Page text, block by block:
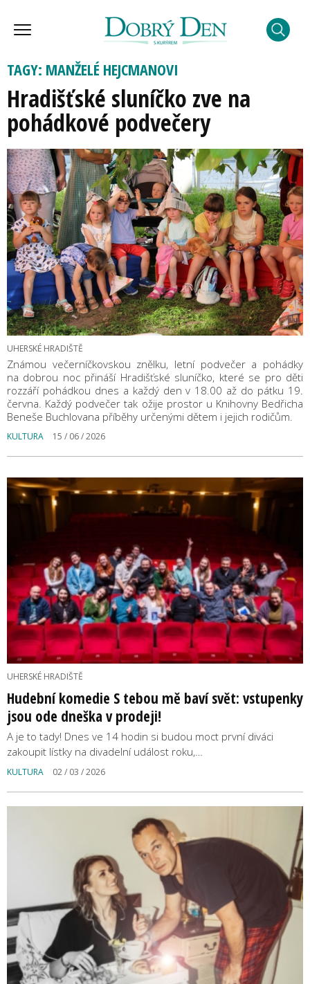
TAGY: MANŽELÉ HEJCMANOVI
Hradišťské sluníčko zve na
pohádkové podvečery
UHERSKÉ HRADIŠTĚ
Známou večerníčkovskou znělku, letní podvečer a pohádky
na dobrou noc přináší Hradišťské sluníčko, které se pro děti
rozzáří pohádkou dnes a každý den v 18.00 až do pátku 19.
června. Každý podvečer tak ožije prostor u Knihovny Bedřicha
Beneše Buchlovana příběhy určenými dětem i jejich rodičům.
KULTURA 15 / 06 / 2026
UHERSKÉ HRADIŠTĚ
Hudební komedie S tebou mě baví svět: vstupenky
jsou ode dneška v prodeji!
A je to tady! Dnes ve 14 hodin si budou moct první diváci
zakoupit lístky na divadelní událost roku,…
KULTURA 02 / 03 / 2026